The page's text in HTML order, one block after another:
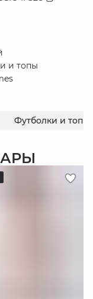
и топы
Футболки и топы